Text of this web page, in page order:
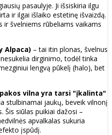
pasaulyje. Ji išsiskiria ilgu
ir ilgai išlaiko estetinę išvaizdą.
ir švelniems rūbeliams vaikams
Alpaca) – tai itin plonas, švelnus
dirginimo, todėl tinka
lengvą pūkelį (halo), bet
vilna yra tarsi "įkalinta"
stulbinamai jaukų, beveik vilnonį
Šis siūlas puikiai dažosi –
apvalkalas sukuria
įspūdį.